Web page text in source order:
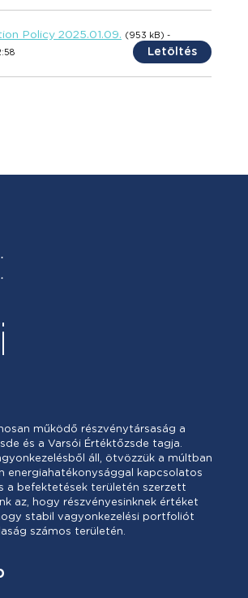
Policy 2025.01.09. (953 kB) -
Letöltés
működő részvénytársaság a
és a Varsói Értéktőzsde tagja.
áll, ötvözzük a múltban
energiahatékonysággal kapcsolatos
a befektetések területén szerzett
az, hogy részvényesinknek értéket
stabil vagyonkezelési portfoliót
számos területén.